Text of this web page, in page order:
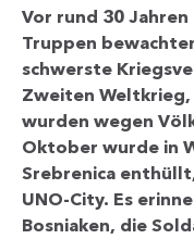
Vor rund 30
Truppen
schwerste
Zweiten
wurden wegen
Oktober wurde in
Srebrenica
UNO-City. Es
Bosniaken, die